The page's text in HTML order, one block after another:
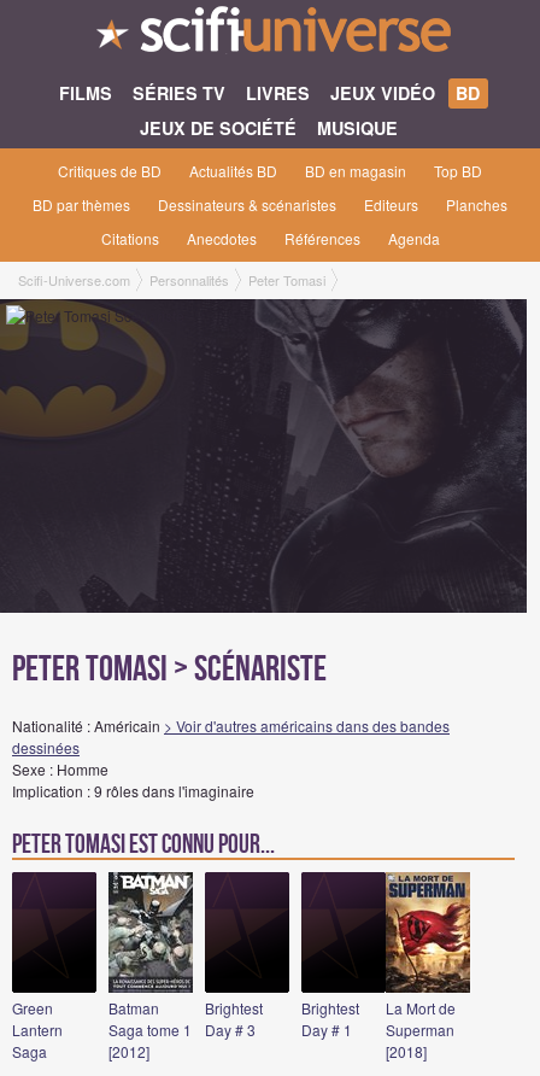
FILMS SÉRIES TV LIVRES JEUX VIDÉO
BD
JEUX DE SOCIÉTÉ
MUSIQUE
Critiques de BD Actualités BD BD en magasin
Top BD
BD par thèmes
Dessinateurs & scénaristes Editeurs
Planches
Citations
Anecdotes Références Agenda
Scifi-Universe.com Personnalités Peter Tomasi
Peter Tomasi> Scénariste
Nationalité : Américain > Voir d'autres américains dans des bandes
dessinées
Sexe : Homme
Implication : 9 rôles dans l'imaginaire
Peter Tomasi est connu pour...
Green
Lantern
Saga
Batman
Saga tome 1
[2012]
Brightest
Day # 3
Brightest
Day # 1
La Mort de
Superman
[2018]